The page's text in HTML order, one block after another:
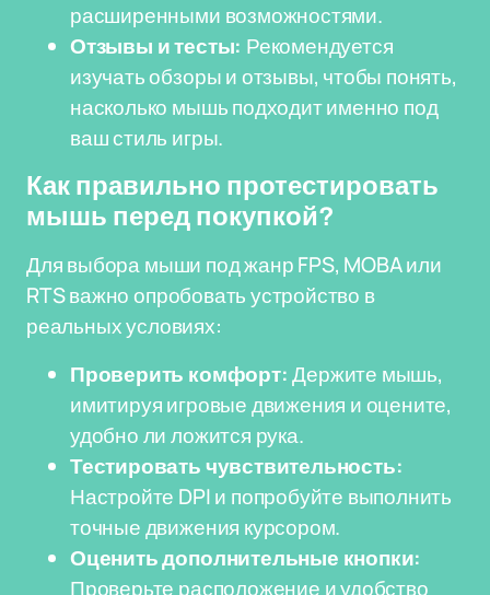
расширенными возможностями.
Отзывы и тесты: Рекомендуется
изучать обзоры и отзывы, чтобы понять,
насколько мышь подходит именно под
ваш стиль игры.
Как правильно протестировать
мышь перед покупкой?
Для выбора мыши под жанр FPS, MOBA или
RTS важно опробовать устройство в
реальных условиях:
Проверить комфорт:Держите мышь,
имитируя игровые движения и оцените,
удобно ли ложится рука.
Тестировать чувствительность:
Настройте DPI и попробуйте выполнить
точные движения курсором.
Оценить дополнительные кнопки:
Проверьте расположение и удобство